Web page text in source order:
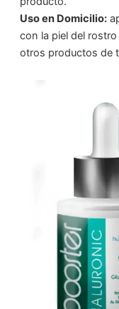
Uso en Domicilio:
con la piel del
otros productos de